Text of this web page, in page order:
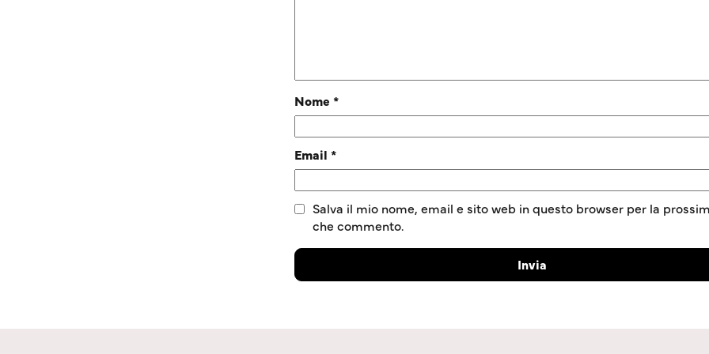
Nome *
Email *
Salva il mio nome, email e sito web in questo browser per la
che commento.